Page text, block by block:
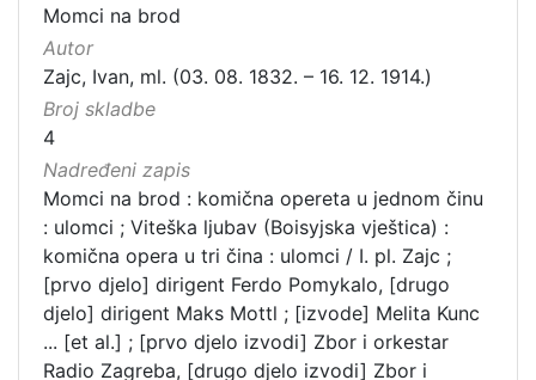
Momci na brod
Autor
Zajc, Ivan, ml. (03. 08. 1832. – 16. 12. 1914.)
Broj skladbe
4
Nadređeni zapis
Momci na brod : komična opereta u jednom činu
: ulomci ; Viteška ljubav (Boisyjska vještica) :
komična opera u tri čina : ulomci / I. pl. Zajc ;
[prvo djelo] dirigent Ferdo Pomykalo, [drugo
djelo] dirigent Maks Mottl ; [izvode] Melita Kunc
... [et al.] ; [prvo djelo izvodi] Zbor i orkestar
Radio Zagreba, [drugo djelo izvodi] Zbor i